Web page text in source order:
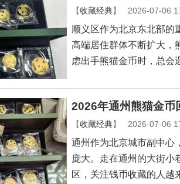
【收藏经典】 2026-07-06
顺义区作为北京东北部的
高端居住群体不断扩大，
虑出手熊猫金币时，总会
2026年通州熊猫金币
【收藏经典】 2026-07-06
通州作为北京城市副中心
庞大。走在通州的大街小
区，关注钱币收藏的人越